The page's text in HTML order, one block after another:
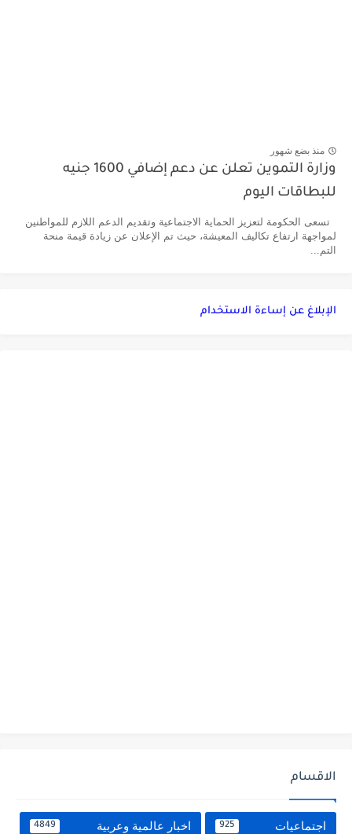
منذ بضع شهور
وزارة التموين تعلن عن دعم إضافي 1600 جنيه
للبطاقات اليوم
تسعى الحكومة لتعزيز الحماية الاجتماعية وتقديم الدعم اللازم للمواطنين
لمواجهة ارتفاع تكاليف المعيشة، حيث تم الإعلان عن زيادة قيمة منحة
التم...
الإبلاغ عن إساءة الاستخدام
الاقسام
اجتماعيات 925 اخبار عالمية وعربية 4849